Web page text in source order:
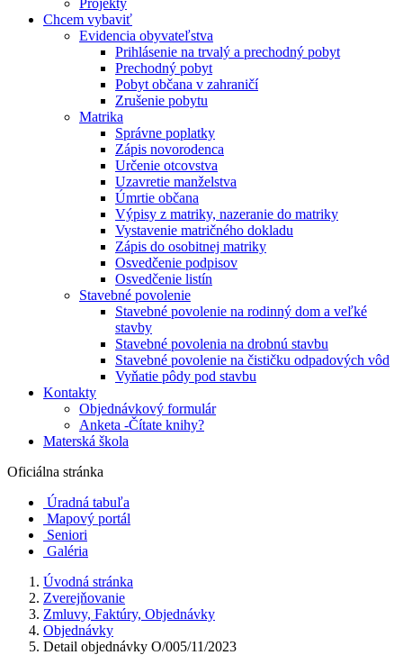
Projekty
Chcem vybaviť
Evidencia obyvateľstva
Prihlásenie na trvalý a prechodný pobyt
Prechodný pobyt
Pobyt občana v zahraničí
Zrušenie pobytu
Matrika
Správne poplatky
Zápis novorodenca
Určenie otcovstva
Uzavretie manželstva
Úmrtie občana
Výpisy z matriky, nazeranie do matriky
Vystavenie matričného dokladu
Zápis do osobitnej matriky
Osvedčenie podpisov
Osvedčenie listín
Stavebné povolenie
Stavebné povolenie na rodinný dom a veľké
stavby
Stavebné povolenia na drobnú stavbu
Stavebné povolenie na čističku odpadových vôd
Vyňatie pôdy pod stavbu
Kontakty
Objednávkový formulár
Anketa -Čítate knihy?
Materská škola
Oficiálna stránka
Úradná tabuľa
Mapový portál
Seniori
Galéria
Úvodná stránka
Zverejňovanie
Zmluvy, Faktúry, Objednávky
Objednávky
Detail objednávky O/005/11/2023